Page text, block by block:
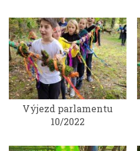
Výjezd parlamentu
10/2022